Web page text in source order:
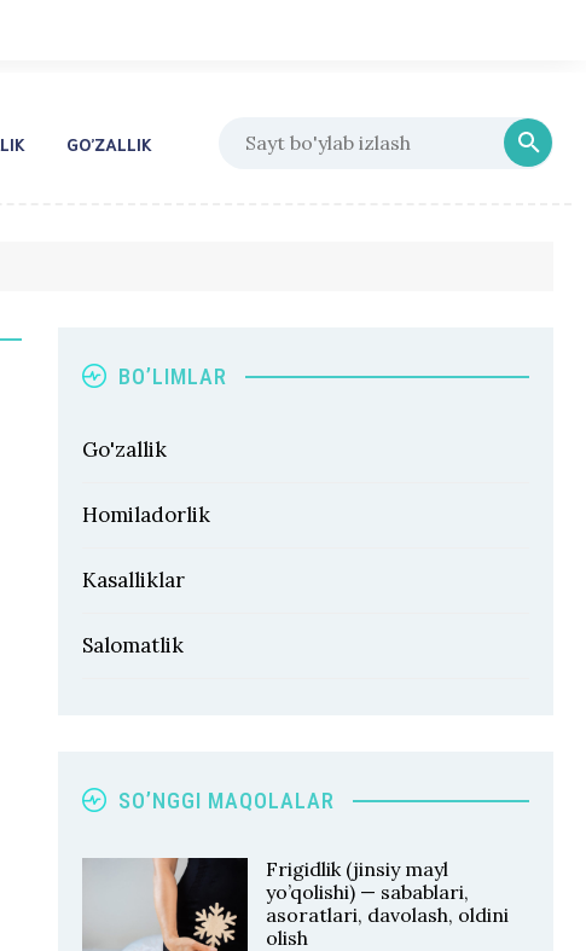
GO’ZALLIK
BO’LIMLAR
Go'zallik
Homiladorlik
Kasalliklar
Salomatlik
SO’NGGI MAQOLALAR
Frigidlik (jinsiy mayl
yo’qolishi) — sabablari,
asoratlari, davolash, oldini
olish